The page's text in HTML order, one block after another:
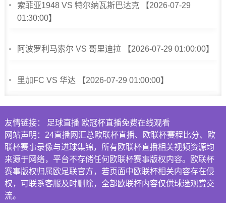
索菲亚1948 VS 特尔纳瓦斯巴达克 【2026-07-29
01:30:00】
阿波罗利马索尔 VS 哥里迪拉 【2026-07-29 01:00:00】
里加FC VS 华达 【2026-07-29 01:00:00】
友情链接： 足球直播 欧冠杯直播免费在线观看
网站声明：24直播网汇总欧联杯直播、欧联杯赛程比分、欧
联杯赛事录像与进球集锦，所有欧联杯直播相关视频资源均
来源于网络，平台不存储任何欧联杯赛事版权内容。欧联杯
赛事版权归属欧足联官方，若页面中欧联杯相关内容存在侵
权，可联系客服及时删除，全部欧联杯内容仅供球迷观赏交
流。